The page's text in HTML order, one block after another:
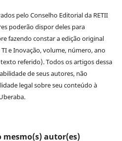
pelo Conselho Editorial da RETII
poderão dispor deles para
fazendo constar a edição original
e Inovação, volume, número, ano
referido). Todos os artigos dessa
de seus autores, não
legal sobre seu conteúdo à
autor(es)